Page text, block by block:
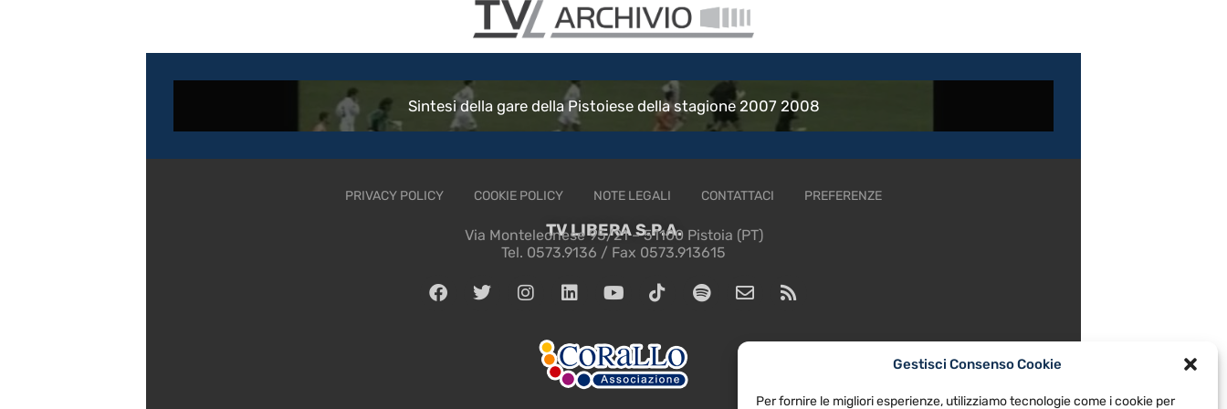
Gestisci Consenso Cookie
Per fornire le migliori esperienze, utilizziamo tecnologie come i cookie per
Sintesi della gare della Pistoiese della stagione 2007 2008
PRIVACY POLICY COOKIE POLICY NOTE LEGALI CONTATTACI PREFERENZE
TV LIBERA S.P.A.
Via Monteleonese 95/21 – 51100 Pistoia (PT)
Tel. 0573.9136 / Fax 0573.913615